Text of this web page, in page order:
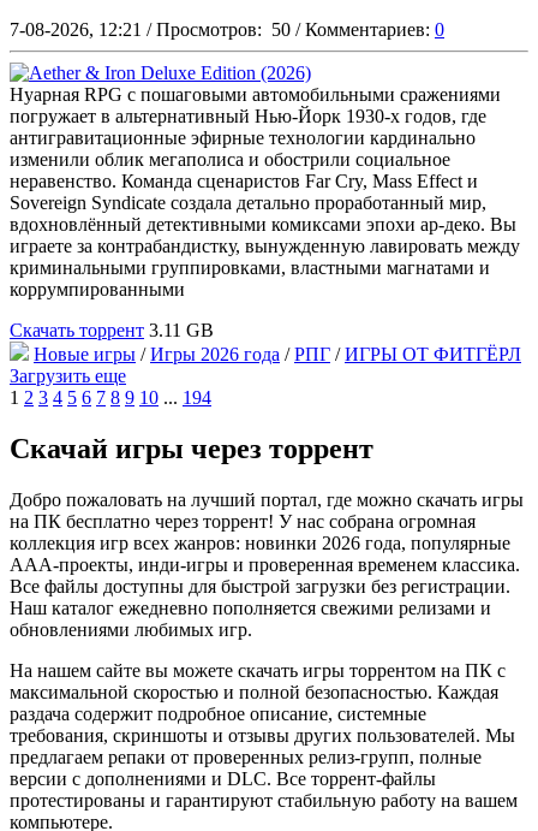
7-08-2026, 12:21 / Просмотров: 50 / Комментариев: 0
Нуарная RPG с пошаговыми автомобильными сражениями
погружает в альтернативный Нью-Йорк 1930-х годов, где
антигравитационные эфирные технологии кардинально
изменили облик мегаполиса и обострили социальное
неравенство. Команда сценаристов Far Cry, Mass Effect и
Sovereign Syndicate создала детально проработанный мир,
вдохновлённый детективными комиксами эпохи ар-деко. Вы
играете за контрабандистку, вынужденную лавировать между
криминальными группировками, властными магнатами и
коррумпированными
Скачать торрент 3.11 GB
Новые игры /Игры 2026 года /РПГ /ИГРЫ ОТ ФИТГЁРЛ
Загрузить еще
1 2 3 4 5 6 7 8 9 10 ... 194
Скачай игры через торрент
Добро пожаловать на лучший портал, где можно скачать игры
на ПК бесплатно через торрент! У нас собрана огромная
коллекция игр всех жанров: новинки 2026 года, популярные
AAA-проекты, инди-игры и проверенная временем классика.
Все файлы доступны для быстрой загрузки без регистрации.
Наш каталог ежедневно пополняется свежими релизами и
обновлениями любимых игр.
На нашем сайте вы можете скачать игры торрентом на ПК с
максимальной скоростью и полной безопасностью. Каждая
раздача содержит подробное описание, системные
требования, скриншоты и отзывы других пользователей. Мы
предлагаем репаки от проверенных релиз-групп, полные
версии с дополнениями и DLC. Все торрент-файлы
протестированы и гарантируют стабильную работу на вашем
компьютере.